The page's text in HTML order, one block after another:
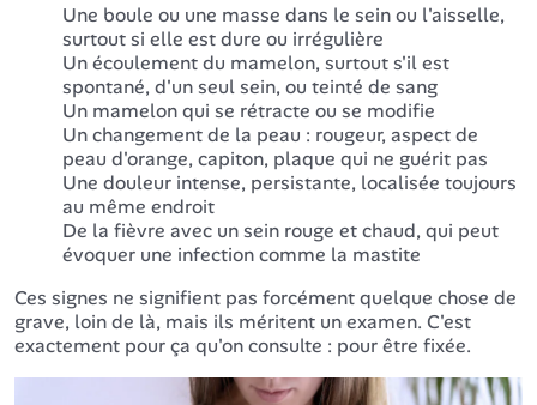
Une boule ou une masse dans le sein ou l'aisselle,
surtout si elle est dure ou irrégulière
Un écoulement du mamelon, surtout s'il est
spontané, d'un seul sein, ou teinté de sang
Un mamelon qui se rétracte ou se modifie
Un changement de la peau : rougeur, aspect de
peau d'orange, capiton, plaque qui ne guérit pas
Une douleur intense, persistante, localisée toujours
au même endroit
De la fièvre avec un sein rouge et chaud, qui peut
évoquer une infection comme la mastite
Ces signes ne signifient pas forcément quelque chose de
grave, loin de là, mais ils méritent un examen. C'est
exactement pour ça qu'on consulte : pour être fixée.